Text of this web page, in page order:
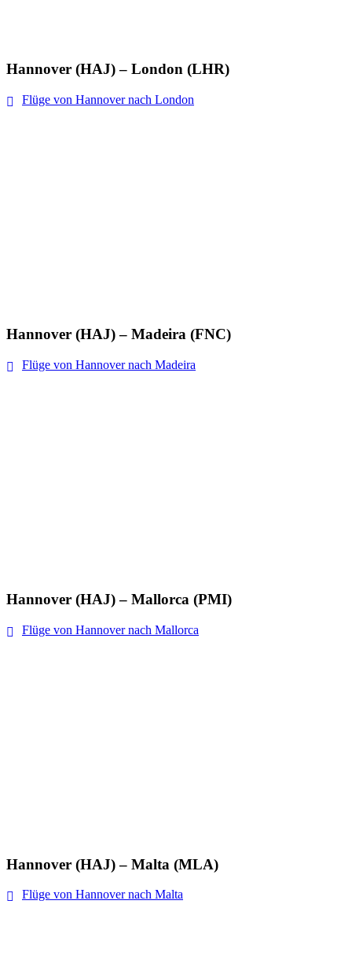
Hannover (HAJ) – London (LHR)
Flüge von Hannover nach London
Hannover (HAJ) – Madeira (FNC)
Flüge von Hannover nach Madeira
Hannover (HAJ) – Mallorca (PMI)
Flüge von Hannover nach Mallorca
Hannover (HAJ) – Malta (MLA)
Flüge von Hannover nach Malta